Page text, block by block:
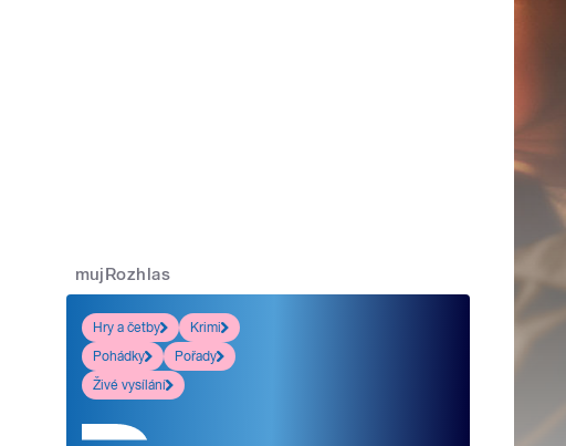
mujRozhlas
Hry a četby
Krimi
Pohádky
Pořady
Živé vysílání